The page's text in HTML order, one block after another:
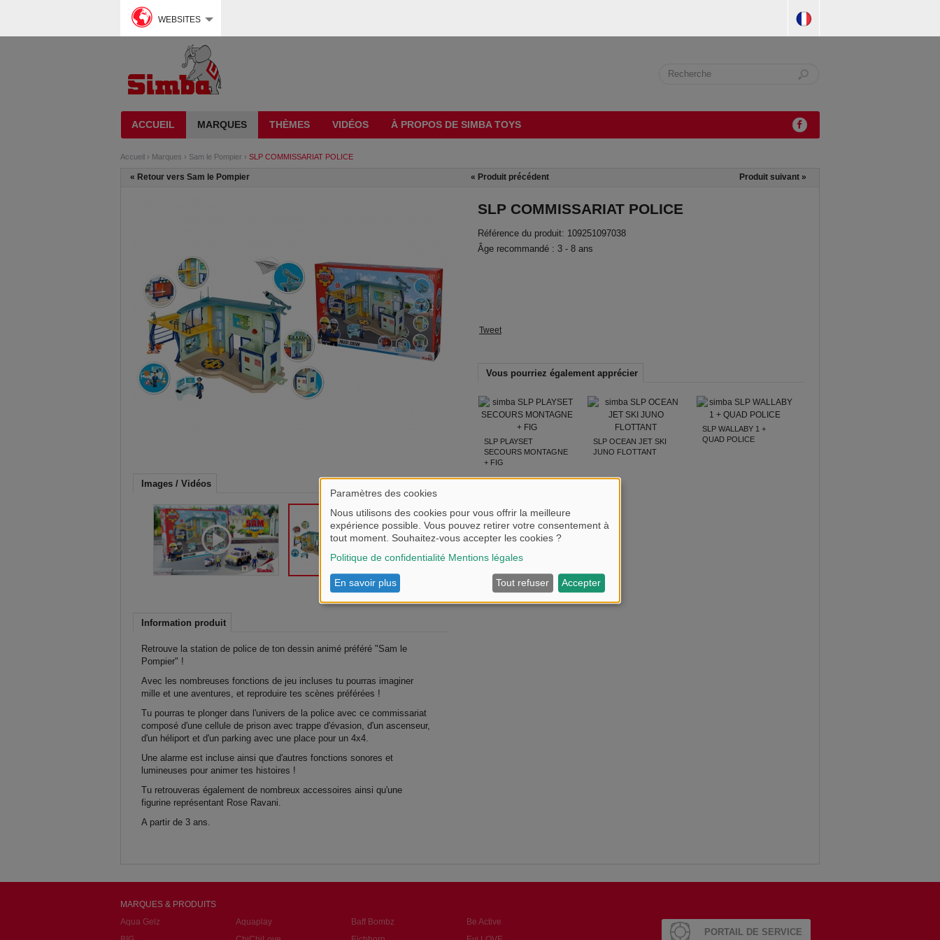
WEBSITES
ACCUEIL MARQUES THÈMES VIDÉOS À PROPOS DE SIMBA TOYS
Accueil › Marques › Sam le Pompier › SLP COMMISSARIAT POLICE
« Retour vers Sam le Pompier « Produit précédent Produit suivant »
Images / Vidéos
Information produit
Retrouve la station de police de ton dessin animé préféré "Sam le
Pompier" !
Avec les nombreuses fonctions de jeu incluses tu pourras imaginer
mille et une aventures, et reproduire tes scènes préférées !
Tu pourras te plonger dans l'univers de la police avec ce commissariat
composé d'une cellule de prison avec trappe d'évasion, d'un ascenseur,
d'un héliport et d'un parking avec une place pour un 4x4.
Une alarme est incluse ainsi que d'autres fonctions sonores et
lumineuses pour animer tes histoires !
Tu retrouveras également de nombreux accessoires ainsi qu'une
figurine représentant Rose Ravani.
A partir de 3 ans.
SLP COMMISSARIAT POLICE
Référence du produit: 109251097038
Âge recommandé : 3 - 8 ans
Tweet
Vous pourriez également apprécier
SLP PLAYSET
SECOURS MONTAGNE
+ FIG
SLP OCEAN JET SKI
JUNO FLOTTANT
SLP WALLABY 1 +
QUAD POLICE
MARQUES & PRODUITS
Aqua Gelz
Aquaplay Baff Bombz
Be Active
PORTAIL DE SERVICE